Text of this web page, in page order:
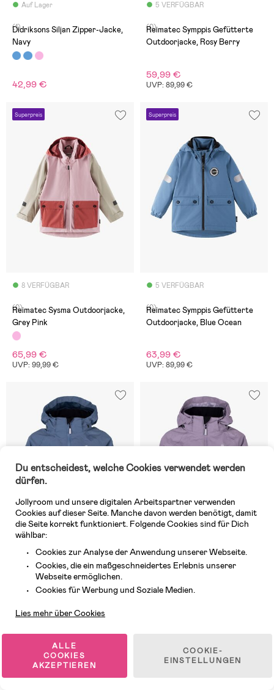
Auf Lager
(1)
Didriksons Siljan Zipper-Jacke,
Navy
42,99 €
5 VERFÜGBAR
(0)
Reimatec Symppis Gefütterte
Outdoorjacke, Rosy Berry
59,99 €
UVP: 89,99 €
Superpreis
8 VERFÜGBAR
(0)
Reimatec Sysma Outdoorjacke,
Grey Pink
65,99 €
UVP: 99,99 €
Superpreis
5 VERFÜGBAR
(0)
Reimatec Symppis Gefütterte
Outdoorjacke, Blue Ocean
63,99 €
UVP: 89,99 €
Auf Lager
Lindberg Lingbo Outdoorjacke,
Auf Lager
(21)
Lindberg Lingbo Outdoorjacke,
Du entscheidest, welche Cookies verwendet werden
dürfen.
Jollyroom und unsere digitalen Arbeitspartner verwenden
Cookies auf dieser Seite. Manche davon werden benötigt, damit
die Seite korrekt funktioniert. Folgende Cookies sind für Dich
wählbar:
Cookies zur Analyse der Anwendung unserer Webseite.
Cookies, die ein maßgeschneidertes Erlebnis unserer
Webseite ermöglichen.
Cookies für Werbung und Soziale Medien.
Lies mehr über Cookies
ALLE
COOKIES
AKZEPTIEREN
COOKIE-
EINSTELLUNGEN